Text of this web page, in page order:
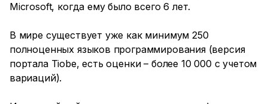
Microsoft, когда ему было всего 6 лет.
В мире существует уже как минимум 250
полноценных языков программирования (версия
портала Tiobe, есть оценки – более 10 000 с учетом
вариаций).